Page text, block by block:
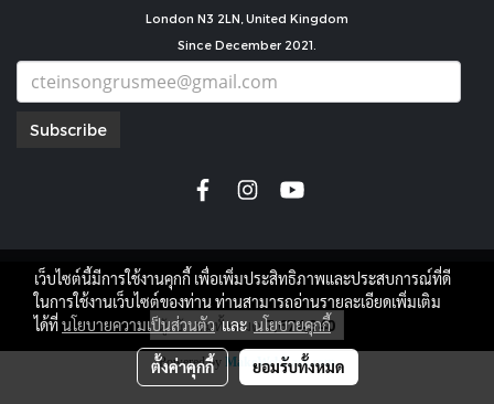
London N3 2LN, United Kingdom
Since December 2021.
Subscribe
copyright by
ผู้เข้าชมทั้งหมด7,674,340
Powered by MakeWebEasy.com
เว็บไซต์นี้มีการใช้งานคุกกี้ เพื่อเพิ่มประสิทธิภาพและประสบการณ์ที่ดี
ในการใช้งานเว็บไซต์ของท่าน ท่านสามารถอ่านรายละเอียดเพิ่มเติม
ได้ที่นโยบายความเป็นส่วนตัวและนโยบายคุกกี้
ตั้งค่าคุกกี้ ยอมรับทั้งหมด